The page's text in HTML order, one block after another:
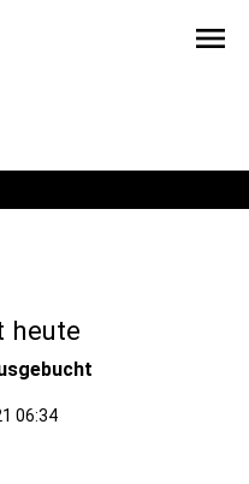
menu
heute
06:34